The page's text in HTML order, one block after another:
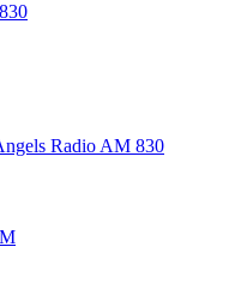
Radio AM 830